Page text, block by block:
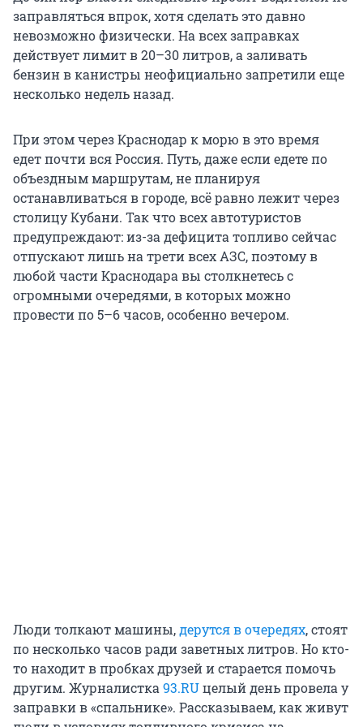
заправляться впрок, хотя сделать это давно
невозможно физически. На всех заправках
действует лимит в 20–30 литров, а заливать
бензин в канистры неофициально запретили еще
несколько недель назад.
При этом через Краснодар к морю в это время
едет почти вся Россия. Путь, даже если едете по
объездным маршрутам, не планируя
останавливаться в городе, всё равно лежит через
столицу Кубани. Так что всех автотуристов
предупреждают: из-за дефицита топливо сейчас
отпускают лишь на трети всех АЗС, поэтому в
любой части Краснодара вы столкнетесь с
огромными очередями, в которых можно
провести по 5–6 часов, особенно вечером.
Люди толкают машины,дерутся в очередях, стоят
по несколько часов ради заветных литров. Но кто-
то находит в пробках друзей и старается помочь
другим. Журналистка 93.RUцелый день провела у
заправки в «спальнике». Рассказываем, как живут